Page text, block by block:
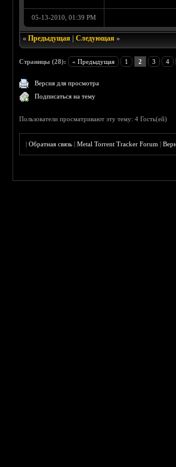
05-13-2010, 01:39 PM
«Предыдущая |Следующая »
Страницы (28): « Предыдущая 1 2 3 4
Версия для просмотра
Подписаться на тему
Пользователи просматривают эту тему: 4 Гость(ей)
|Обратная связь |Metal Torrent Tracker Forum |